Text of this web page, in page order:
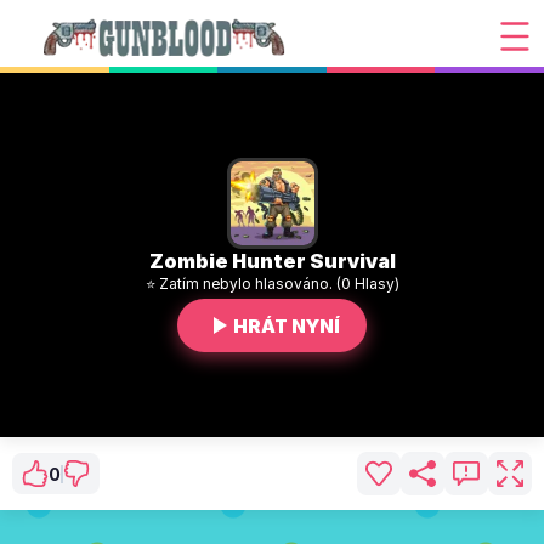
Zombie Hunter Survival
⭐ Zatím nebylo hlasováno. (0 Hlasy)
HRÁT NYNÍ
0